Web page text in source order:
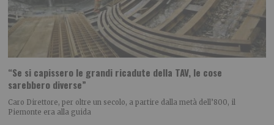
“Se si capissero le grandi ricadute della TAV, le cose
sarebbero diverse”
Caro Direttore, per oltre un secolo, a partire dalla metà dell’800, il
Piemonte era alla guida